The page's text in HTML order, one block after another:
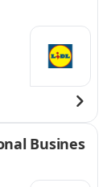
Busines